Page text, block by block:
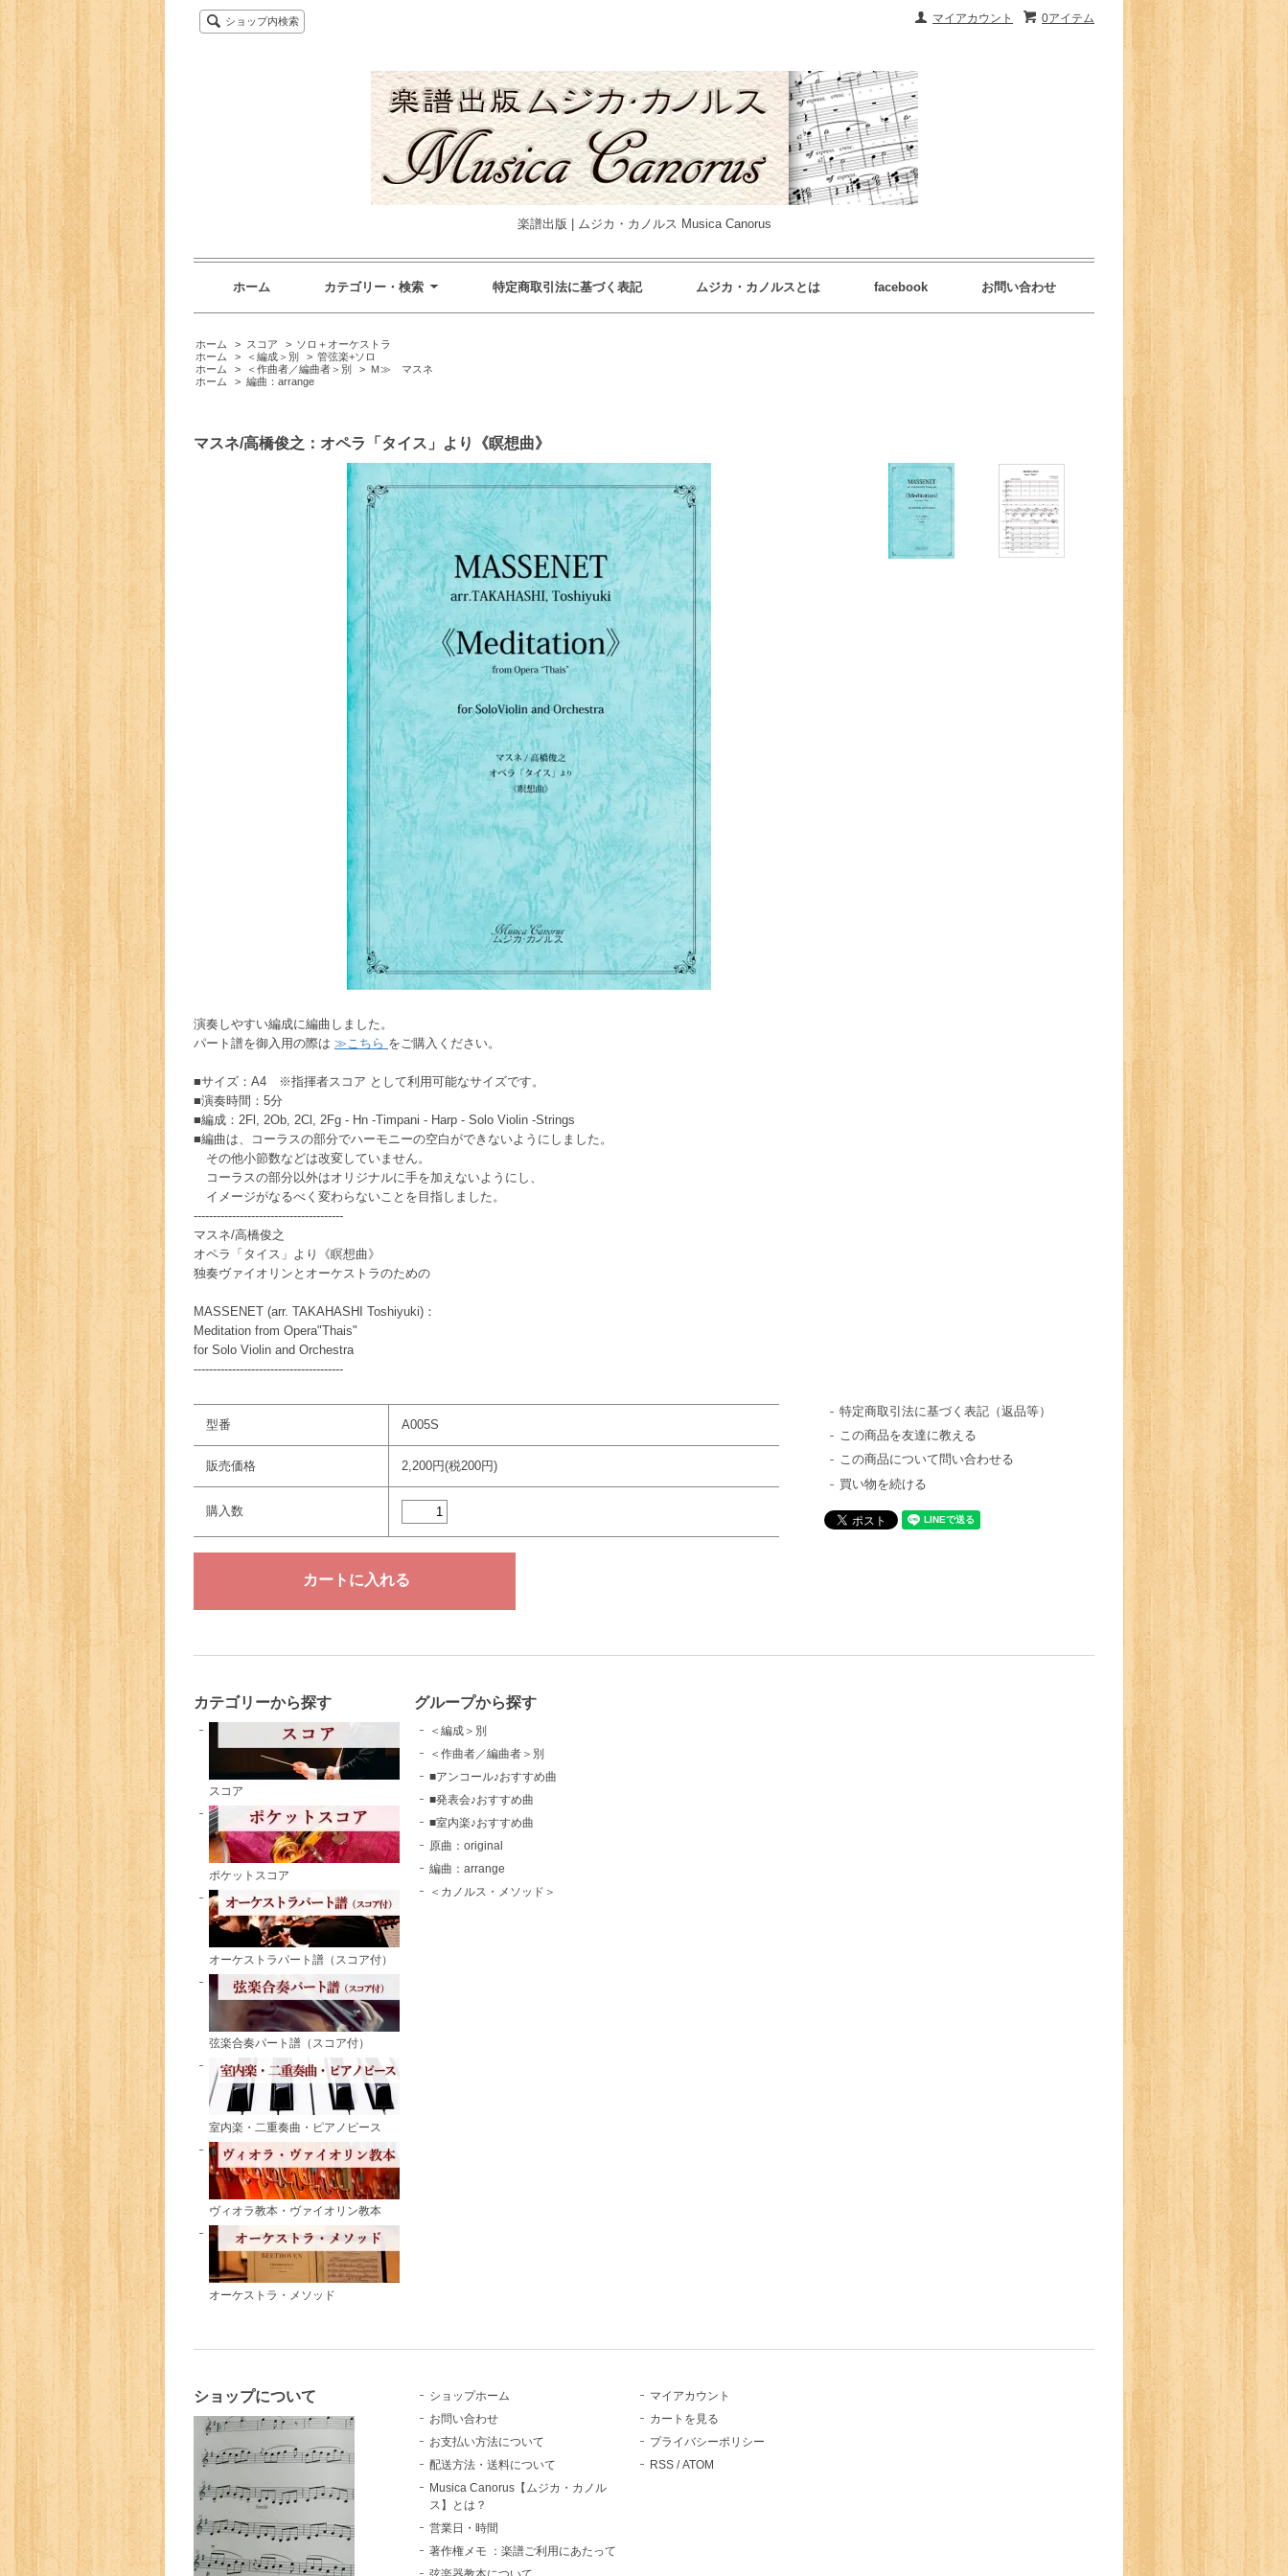
0アイテム
マイアカウント
ショップ内検索
楽譜出版 | ムジカ・カノルス Musica Canorus
ホーム カテゴリー・検索 特定商取引法に基づく表記 ムジカ・カノルスとは facebook お問い合わせ
ホーム > スコア > ソロ＋オーケストラ
ホーム
> ＜編成＞別 > 管弦楽+ソロ
ホーム
> ＜作曲者／編曲者＞別 > Ｍ≫ マスネ
ホーム
> 編曲：arrange
マスネ/高橋俊之：オペラ「タイス」より《瞑想曲》
演奏しやすい編成に編曲しました。
パート譜を御入用の際は ≫こちら をご購入ください。
■サイズ：A4 ※指揮者スコア として利用可能なサイズです。
■演奏時間：5分
■編成：2Fl, 2Ob, 2Cl, 2Fg - Hn -Timpani - Harp - Solo Violin -Strings
■編曲は、コーラスの部分でハーモニーの空白ができないようにしました。
その他小節数などは改変していません。
コーラスの部分以外はオリジナルに手を加えないようにし、
イメージがなるべく変わらないことを目指しました。
---------------------------------------
マスネ/高橋俊之
オペラ「タイス」より《瞑想曲》
独奏ヴァイオリンとオーケストラのための
MASSENET (arr. TAKAHASHI Toshiyuki)：
Meditation from Opera"Thais"
for Solo Violin and Orchestra
---------------------------------------
型番 A005S
販売価格 2,200円(税200円)
購入数
特定商取引法に基づく表記（返品等）
この商品を友達に教える
この商品について問い合わせる
買い物を続ける
カテゴリーから探す
スコア
ポケットスコア
オーケストラパート譜（スコア付）
弦楽合奏パート譜（スコア付）
室内楽・二重奏曲・ピアノピース
ヴィオラ教本・ヴァイオリン教本
オーケストラ・メソッド
グループから探す
＜編成＞別
＜作曲者／編曲者＞別
■アンコール♪おすすめ曲
■発表会♪おすすめ曲
■室内楽♪おすすめ曲
原曲：original
編曲：arrange
＜カノルス・メソッド＞
ショップについて
ショップホーム
お問い合わせ
お支払い方法について
配送方法・送料について
Musica Canorus【ムジカ・カノル
ス】とは？
営業日・時間
著作権メモ ：楽譜ご利用にあたって
マイアカウント
カートを見る
プライバシーポリシー
RSS /ATOM